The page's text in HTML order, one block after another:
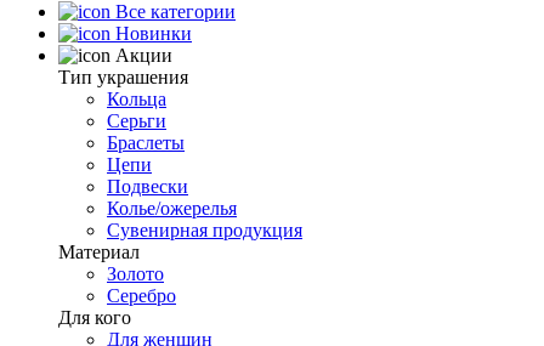
Все категории
Новинки
Акции
Тип украшения
Кольца
Серьги
Браслеты
Цепи
Подвески
Колье/ожерелья
Сувенирная продукция
Материал
Золото
Серебро
Для кого
Для женщин